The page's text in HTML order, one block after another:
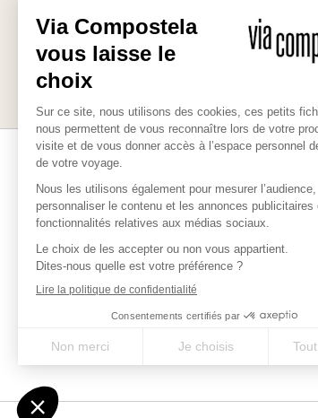
Les bonnes raisons
de partir avec nous
Des
Sylva SAS pour vous offrir le meilleur des chemins
en France, en Europe et dans le monde.